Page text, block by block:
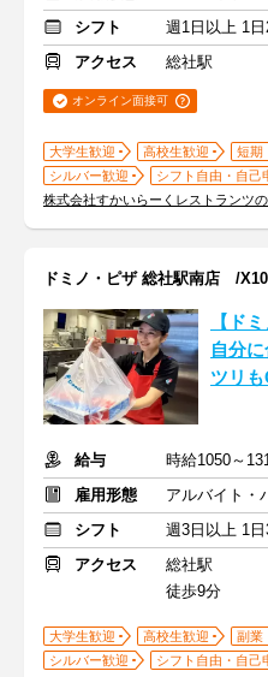
シフト
週1日以上 1
アクセス
総社駅
オンライン面接可
大学生歓迎 高校生歓迎
短期
シルバー歓迎
シフト自由・自己
株式会社すかいらーくレストランツ
ドミノ・ピザ 総社駅南店 /
【ド
自分
ツリ
給与
時給1050～
雇用形態
アルバイト・
シフト
週3日以上 1
アクセス
総社駅
徒歩9分
大学生歓迎 高校生歓迎
副業
シルバー歓迎
シフト自由・自己